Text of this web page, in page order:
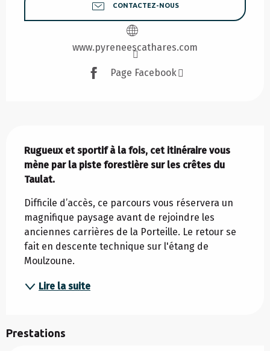
CONTACTEZ-NOUS
www.pyreneescathares.com
Page Facebook
Rugueux et sportif à la fois, cet itinéraire vous
mène par la piste forestière sur les crêtes du
Taulat.
Difficile d’accès, ce parcours vous réservera un
magnifique paysage avant de rejoindre les
anciennes carrières de la Porteille. Le retour se
fait en descente technique sur l'étang de
Moulzoune.
Lire la suite
Prestations